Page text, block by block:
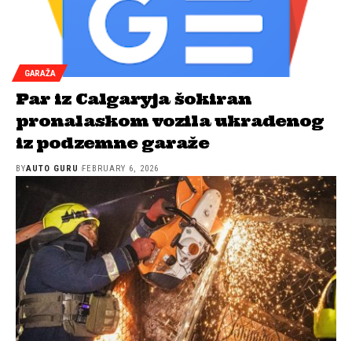
GARAŽA
Par iz Calgaryja šokiran
pronalaskom vozila ukradenog
iz podzemne garaže
BYAUTO GURU FEBRUARY 6, 2026